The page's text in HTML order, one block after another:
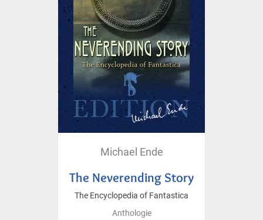
Michael Ende
The Neverending Story
The Encyclopedia of Fantastica
Anthologie